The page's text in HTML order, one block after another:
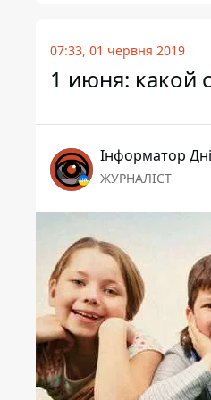
07:33, 01 червня 2019
1 июня: какой
Інформатор
ЖУРНАЛІСТ